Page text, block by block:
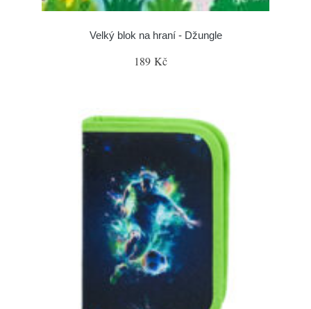
Velký blok na hraní - Džungle
189 Kč